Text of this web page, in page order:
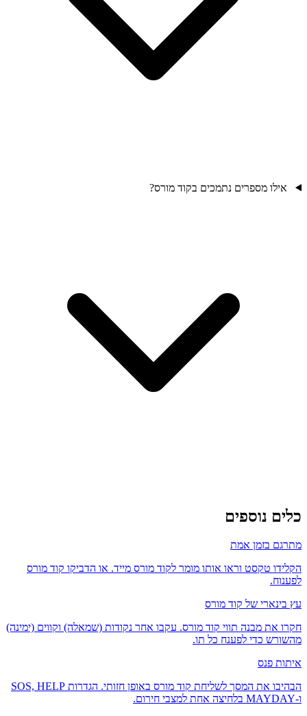
אילו מספרים נתמכים בקוד מורס?
כלים נוספים
מתרגם בזמן אמת
הקלידו טקסט וראו אותו מומר לקוד מורס מייד. או הדביקו קוד מורס
לפענוח.
עץ בינארי של קוד מורס
חקרו את מבנה תווי קוד מורס. עקבו אחר נקודות (שמאלה) וקווים (ימינה)
מהשורש כדי לפענח כל תו.
איתות פנס
הבהיבו את המסך לשליחת קוד מורס באופן חזותי. הגדרות SOS, HELP
ו-MAYDAY בלחיצה אחת למצבי חירום.